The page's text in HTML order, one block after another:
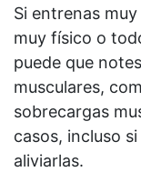
Si entrenas
muy físico o
puede que
musculares,
sobrecargas
casos, incluso
aliviarlas.